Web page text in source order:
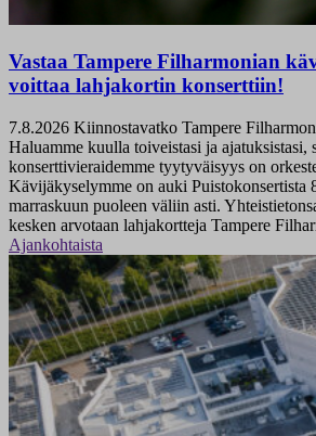
Vastaa Tampere Filharmonian
voittaa lahjakortin konserttiin!
7.8.2026 Kiinnostavatko Tampere
Haluamme kuulla toiveistasi ja ajatuksistasi,
konserttivieraidemme tyytyväisyys on
Kävijäkyselymme on auki Puistokonsertista
marraskuun puoleen väliin asti.
kesken arvotaan lahjakortteja Tampere
Ajankohtaista